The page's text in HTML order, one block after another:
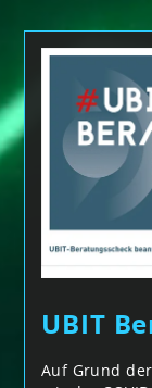
UBIT
Auf Grund